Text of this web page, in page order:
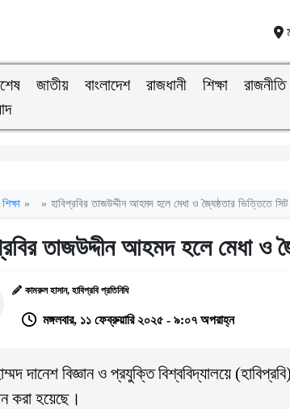
জাতীয় বাংলাদেশ রাজধানী শিক্ষা রাজনীতি
শিক্ষা » » হাবিপ্রবির তাজউদ্দীন আহমদ হলে মেধা ও জ্যৈষ্ঠতার ভিত্তিতে সিট
তাজউদ্দীন আহমদ হলে মেধা ও
কামরুল হাসান, হাবিপ্রবি প্রতিনিধি
মঙ্গলবার, ১১ ফেব্রুয়ারি ২০২৫ - ৯:০৭ অপরাহ্ন
দানেশ বিজ্ঞান ও প্রযুক্তি বিশ্ববিদ্যালয়ে
করা হয়েছে।